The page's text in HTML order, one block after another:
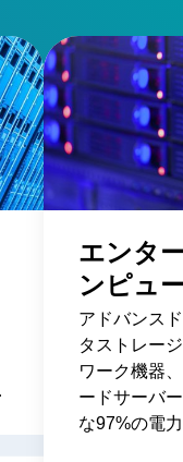
エンタ
ンピュ
アドバンス
タストレー
ワーク機器
ードサーバ
な97%の電